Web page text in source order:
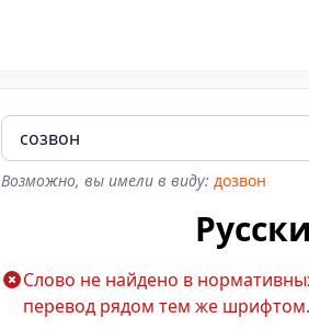
Возможно, вы имели в виду: дозвон
Слово не найдено в
перевод рядом тем же шрифтом.